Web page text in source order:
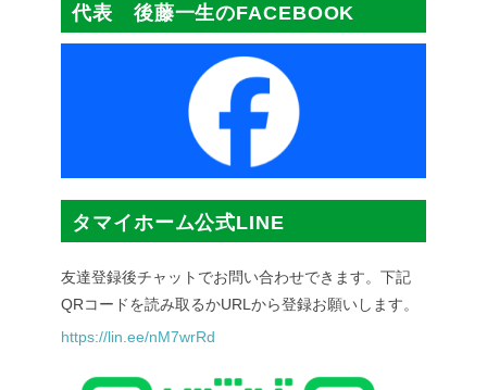
代表 後藤一生のFACEBOOK
タマイホーム公式LINE
友達登録後チャットでお問い合わせできます。下記
QRコードを読み取るかURLから登録お願いします。
https://lin.ee/nM7wrRd